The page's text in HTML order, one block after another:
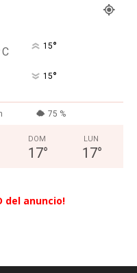
C 15°
15°
75 %
DOM
17°
LUN
17°
del anuncio!